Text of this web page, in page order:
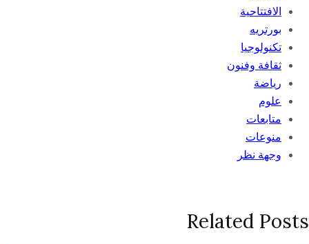
الافتتاحية
بورتريه
تكنولوجيا
ثقافة وفنون
رياضة
علوم
متابعات
منوعات
وجهة نظر
Related Posts